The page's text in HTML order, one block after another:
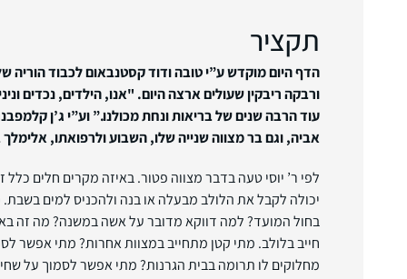
תקציר
הדף היום מוקדש ע”י טובה ודוד קסטנבאום לכבוד הוריה
ורבקה ריבקין שעולים ארצה היום. "אנו, הילדים, נכדים
עוד הרבה שנים של בריאות ונחת מכולנו.”
אביה, וגם בר מצווה שנייה שלו, השבוע ולרפואתו,
לפי ר’ יוסי טעה בדבר מצווה פטור. באיזה מקרים חלים
יכולה לקבל את הלולב מבעלה או בנה ולהכניס למים בשבת.
בחול המועד? למה דווקא מדובר על אשה במשנה? מה זה בא
חייב בלולב. מתי קטן מתחייב במצוות אחרות? מתי אפשר
מחלוקים לו תרומה בבית הגרנות? מתי אפשר לסמוך על